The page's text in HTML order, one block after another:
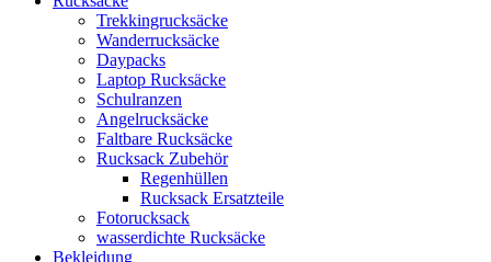
Trekkingrucksäcke
Wanderrucksäcke
Daypacks
Laptop Rucksäcke
Schulranzen
Angelrucksäcke
Faltbare Rucksäcke
Rucksack Zubehör
Regenhüllen
Rucksack Ersatzteile
Fotorucksack
wasserdichte Rucksäcke
Bekleidung